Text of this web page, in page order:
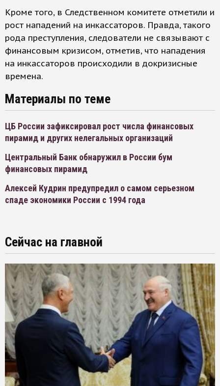
Кроме того, в Следственном комитете отметили и
рост нападений на инкассаторов. Правда, такого
рода преступления, следователи не связывают с
финансовым кризисом, отметив, что нападения
на инкассаторов происходили в докризисные
времена.
Материалы по теме
ЦБ России зафиксировал рост числа финансовых
пирамид и других нелегальных организаций
Центральный Банк обнаружил в России бум
финансовых пирамид
Алексей Кудрин предупредил о самом серьезном
спаде экономики России с 1994 года
Сейчас на главной